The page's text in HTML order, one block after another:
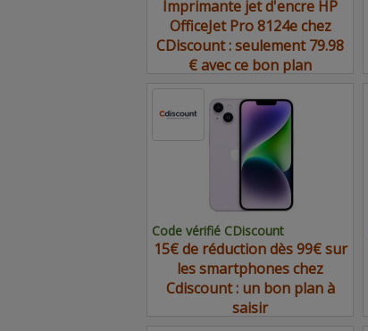
Imprimante jet d'encre HP
OfficeJet Pro 8124e chez
CDiscount : seulement 79.98
€ avec ce bon plan
Code vérifié CDiscount
15€ de réduction dès 99€ sur
les smartphones chez
Cdiscount : un bon plan à
saisir